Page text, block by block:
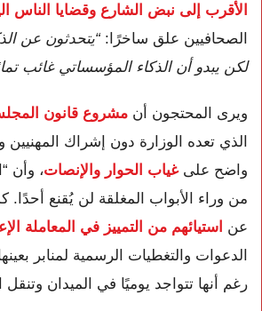
الأقرب إلى نبض الشارع وقضايا الناس
الصحافيين علق ساخرًا: “يتحدثون عن
لكن يبدو أن الذكاء المؤسساتي غائب
ويرى المحتجون أن مشروع قانون
الذي تعده الوزارة دون إشراك المهنيين
واضح علىغياب الحوار والإنصات، وأن
من وراء الأبواب المغلقة لن يُقنع أحدًا.
عن استيائهم من التمييز في المعاملة
الدعوات والتغطيات الرسمية لمنابر
رغم أنها تتواجد يوميًا في الميدان